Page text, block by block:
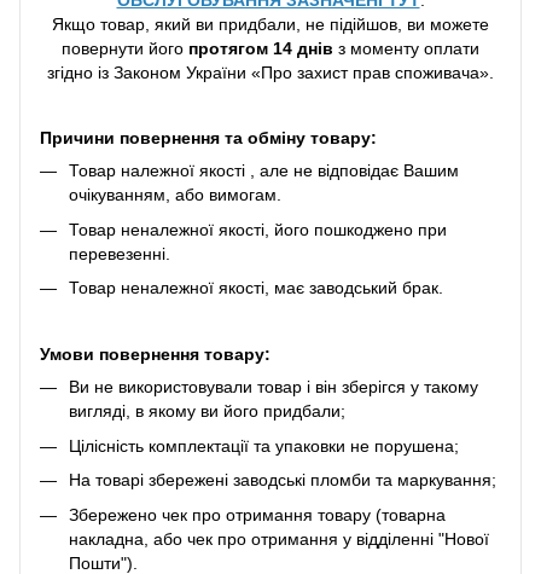
Якщо товар, який ви придбали, не підійшов, ви можете
повернути його протягом 14 днів з моменту оплати
згідно із Законом України «Про захист прав споживача».
Причини повернення та обміну товару:
Товар належної якості , але не відповідає Вашим
очікуванням, або вимогам.
Товар неналежної якості, його пошкоджено при
перевезенні.
Товар неналежної якості, має заводський брак.
Умови повернення товару:
Ви не використовували товар і він зберігся у такому
вигляді, в якому ви його придбали;
Цілісність комплектації та упаковки не порушена;
На товарі збережені заводські пломби та маркування;
Збережено чек про отримання товару (товарна
накладна, або чек про отримання у відділенні "Нової
Пошти").